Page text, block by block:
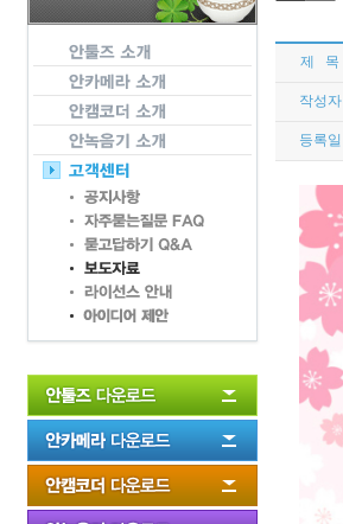
제 목
작성자
등록일